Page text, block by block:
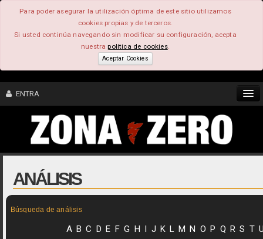
Para poder asegurar la utilización óptima de este sitio utilizamos
cookies propias y de terceros.
Si usted continúa navegando sin modificar su configuración, acepta
nuestrapolítica de cookies.
Aceptar Cookies
ENTRA
CONTENIDO
COMUNIDAD
FEEEDBACK
ANÁLISIS
Búsqueda de análisis
A B C D E F G H I J K L M N O P Q R S T